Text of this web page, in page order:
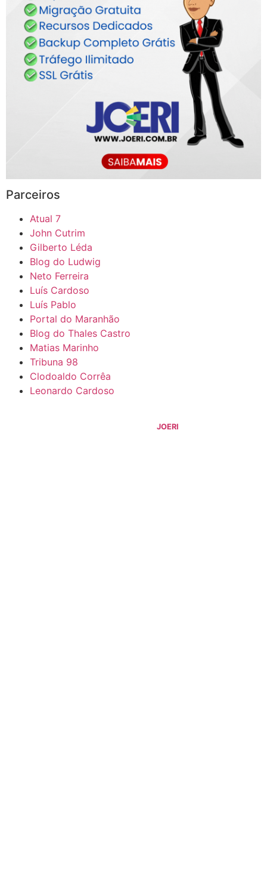
Parceiros
Atual 7
John Cutrim
Gilberto Léda
Blog do Ludwig
Neto Ferreira
Luís Cardoso
Luís Pablo
Portal do Maranhão
Blog do Thales Castro
Matias Marinho
Tribuna 98
Clodoaldo Corrêa
Leonardo Cardoso
JOERI